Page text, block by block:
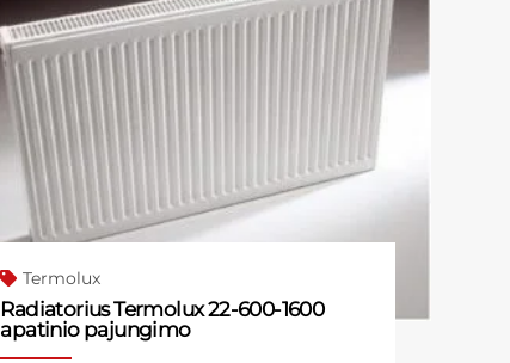
Termolux
Radiatorius Termolux 22-600-1600
apatinio pajungimo